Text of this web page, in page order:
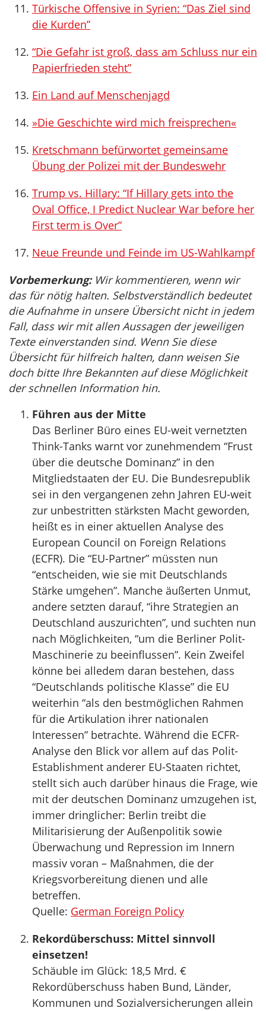
Türkische Offensive in Syrien: “Das Ziel sind
die Kurden”
“Die Gefahr ist groß, dass am Schluss nur ein
Papierfrieden steht”
Ein Land auf Menschenjagd
»Die Geschichte wird mich freisprechen«
Kretschmann befürwortet gemeinsame
Übung der Polizei mit der Bundeswehr
Trump vs. Hillary: “If Hillary gets into the
Oval Office, I Predict Nuclear War before her
First term is Over”
Neue Freunde und Feinde im US-Wahlkampf
Vorbemerkung:Wir kommentieren, wenn wir
das für nötig halten. Selbstverständlich bedeutet
die Aufnahme in unsere Übersicht nicht in jedem
Fall, dass wir mit allen Aussagen der jeweiligen
Texte einverstanden sind. Wenn Sie diese
Übersicht für hilfreich halten, dann weisen Sie
doch bitte Ihre Bekannten auf diese Möglichkeit
der schnellen Information hin.
Führen aus der Mitte
Das Berliner Büro eines EU-weit vernetzten
Think-Tanks warnt vor zunehmendem “Frust
über die deutsche Dominanz” in den
Mitgliedstaaten der EU. Die Bundesrepublik
sei in den vergangenen zehn Jahren EU-weit
zur unbestritten stärksten Macht geworden,
heißt es in einer aktuellen Analyse des
European Council on Foreign Relations
(ECFR). Die “EU-Partner” müssten nun
“entscheiden, wie sie mit Deutschlands
Stärke umgehen”. Manche äußerten Unmut,
andere setzten darauf, “ihre Strategien an
Deutschland auszurichten”, und suchten nun
nach Möglichkeiten, “um die Berliner Polit-
Maschinerie zu beeinflussen”. Kein Zweifel
könne bei alledem daran bestehen, dass
“Deutschlands politische Klasse” die EU
weiterhin “als den bestmöglichen Rahmen
für die Artikulation ihrer nationalen
Interessen” betrachte. Während die ECFR-
Analyse den Blick vor allem auf das Polit-
Establishment anderer EU-Staaten richtet,
stellt sich auch darüber hinaus die Frage, wie
mit der deutschen Dominanz umzugehen ist,
immer dringlicher: Berlin treibt die
Militarisierung der Außenpolitik sowie
Überwachung und Repression im Innern
massiv voran – Maßnahmen, die der
Kriegsvorbereitung dienen und alle
betreffen.
Quelle: German Foreign Policy
Rekordüberschuss: Mittel sinnvoll
einsetzen!
Schäuble im Glück: 18,5 Mrd. €
Rekordüberschuss haben Bund, Länder,
Kommunen und Sozialversicherungen allein